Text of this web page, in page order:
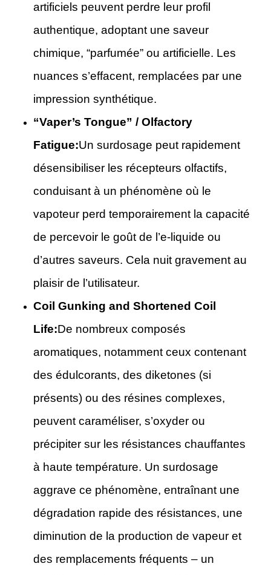
artificiels peuvent perdre leur profil
authentique, adoptant une saveur
chimique, “parfumée” ou artificielle. Les
nuances s’effacent, remplacées par une
impression synthétique.
“Vaper’s Tongue” / Olfactory
Fatigue:Un surdosage peut rapidement
désensibiliser les récepteurs olfactifs,
conduisant à un phénomène où le
vapoteur perd temporairement la capacité
de percevoir le goût de l’e-liquide ou
d’autres saveurs. Cela nuit gravement au
plaisir de l’utilisateur.
Coil Gunking and Shortened Coil
Life:De nombreux composés
aromatiques, notamment ceux contenant
des édulcorants, des diketones (si
présents) ou des résines complexes,
peuvent caraméliser, s’oxyder ou
précipiter sur les résistances chauffantes
à haute température. Un surdosage
aggrave ce phénomène, entraînant une
dégradation rapide des résistances, une
diminution de la production de vapeur et
des remplacements fréquents – un